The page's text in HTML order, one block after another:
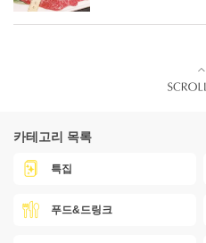
카테고리 목록
특집
푸드&드링크